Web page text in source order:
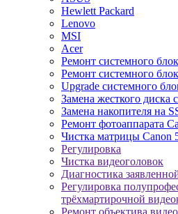
Hewlett Packard
Lenovo
MSI
Acer
Ремонт системного
Ремонт системного
Upgrade системного
Замена жесткого диска
Замена накопителя на
Ремонт фотоаппарата
Чистка матрицы Canon
Регулировка
Чистка видеоголовок
Диагностика
Регулировка
трёхмартирочной
Ремонт объектива